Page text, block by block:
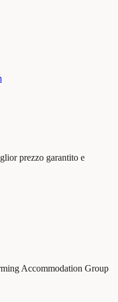
prezzo garantito e
Accommodation Group